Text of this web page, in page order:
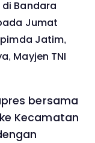
Bandara
Jumat
Jatim,
Mayjen TNI
bersama
Kecamatan